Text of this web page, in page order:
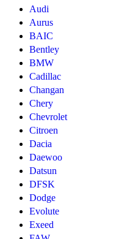
Audi
Aurus
BAIC
Bentley
BMW
Cadillac
Changan
Chery
Chevrolet
Citroen
Dacia
Daewoo
Datsun
DFSK
Dodge
Evolute
Exeed